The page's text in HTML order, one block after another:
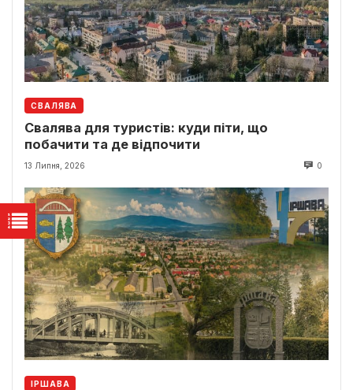
СВАЛЯВА
Свалява для туристів: куди піти, що
побачити та де відпочити
13 Липня, 2026 0
ІРШАВА